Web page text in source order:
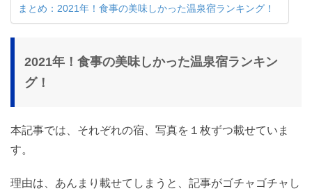
まとめ：2021年！食事の美味しかった温泉宿ランキング！
2021年！食事の美味しかった温泉宿ランキン
グ！
本記事では、それぞれの宿、写真を１枚ずつ載せていま
す。
理由は、あんまり載せてしまうと、記事がゴチャゴチャし